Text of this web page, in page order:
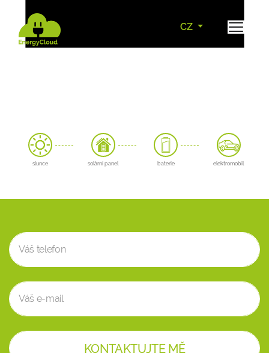
CZ
slunce solární panel baterie elektromobil